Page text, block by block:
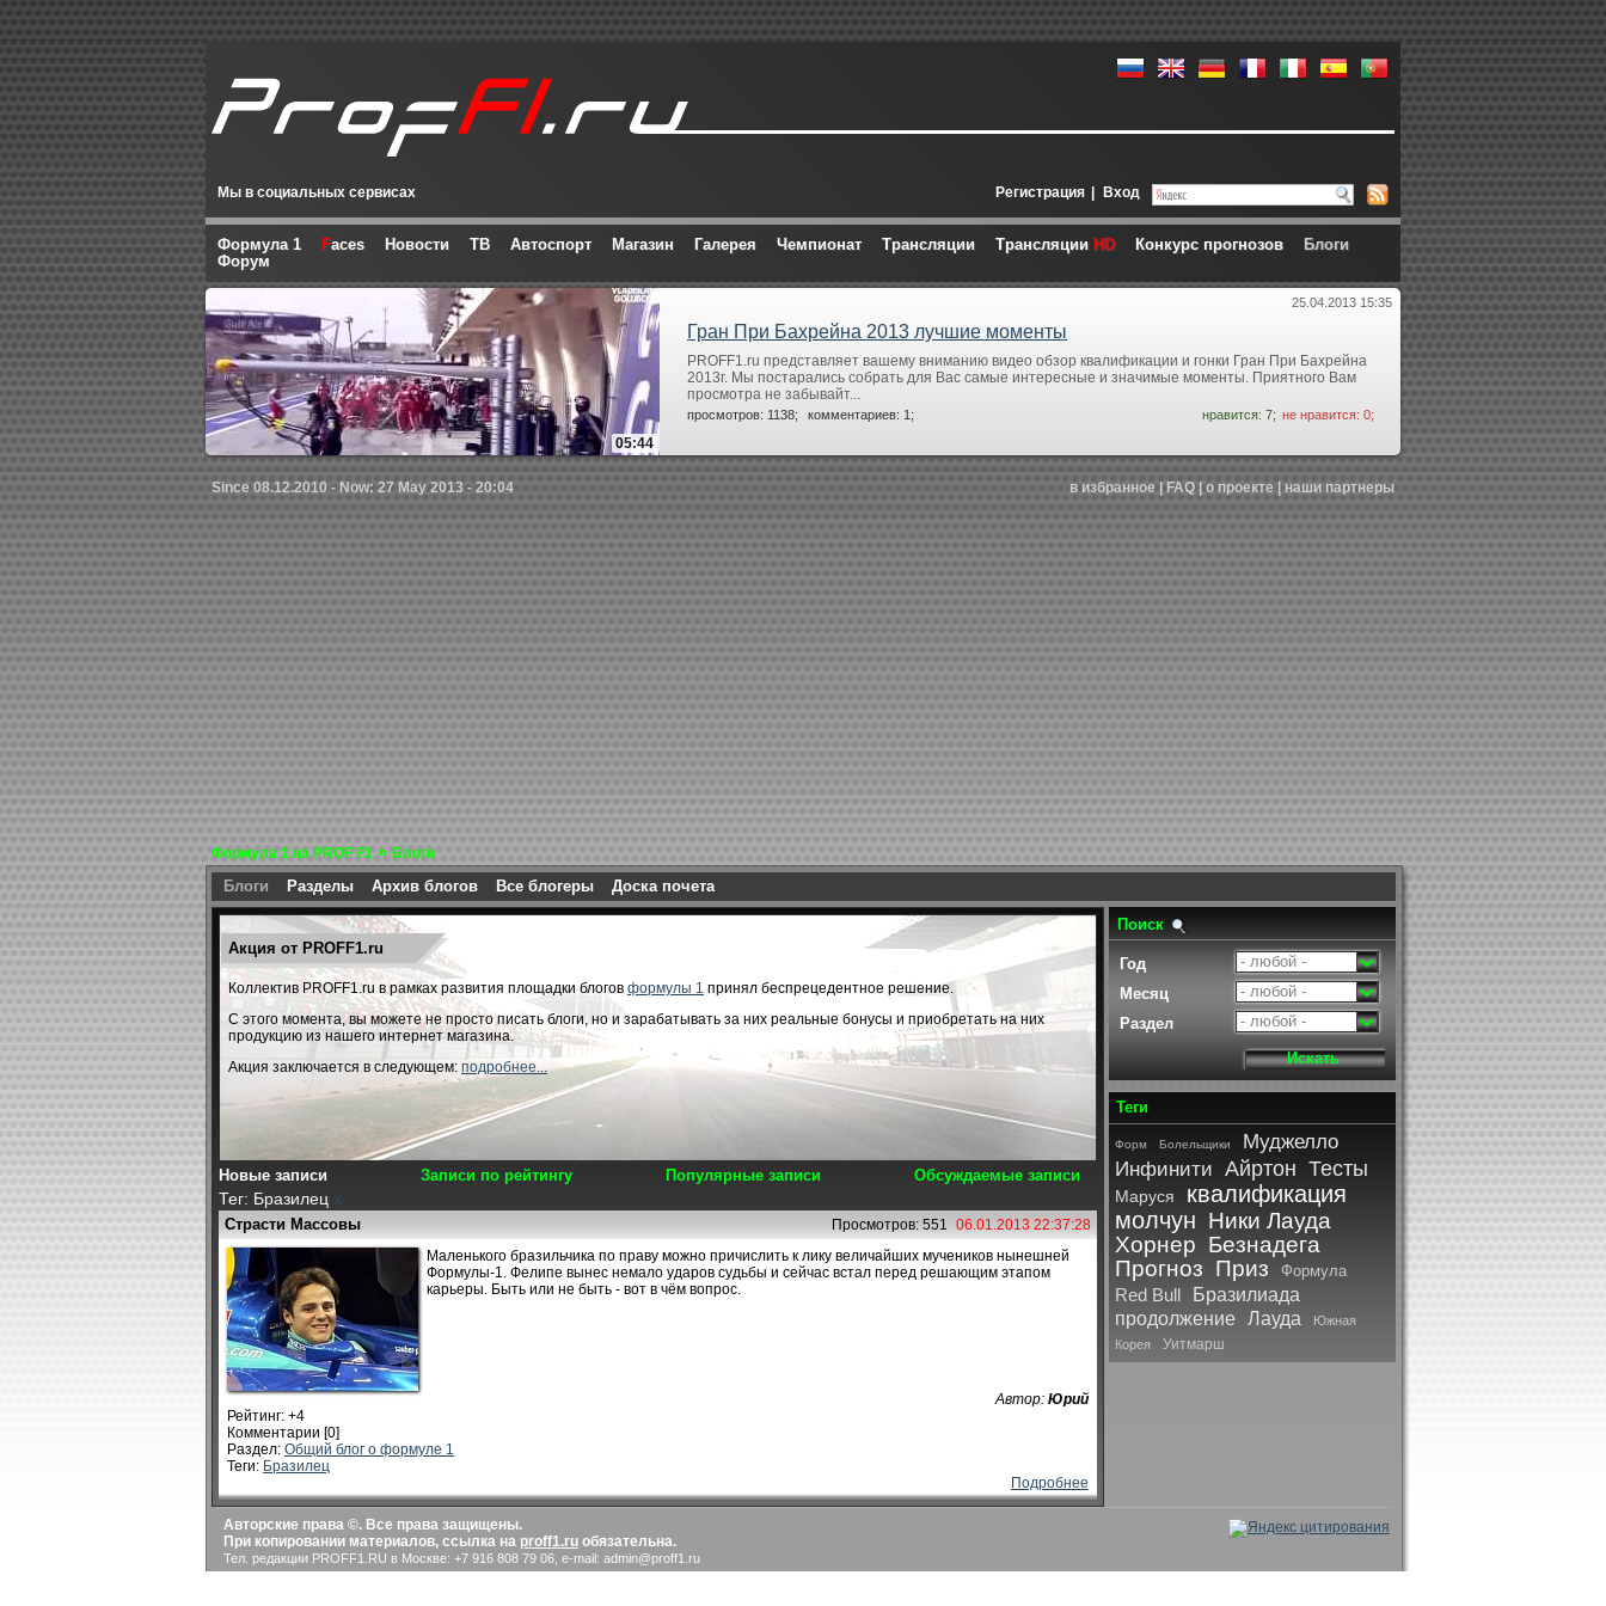
Мы в социальных сервисах Регистрация Вход
Формула 1 Faces Новости ТВ Автоспорт Магазин Галерея Чемпионат Трансляции Трансляции HD Конкурс прогнозов
Блоги
Форум
25.04.2013 15:35
05:44
Гран При Бахрейна 2013 лучшие моменты
PROFF1.ru представляет вашему вниманию видео обзор квалификации и гонки Гран При Бахрейна
2013г. Мы постарались собрать для Вас самые интересные и значимые моменты. Приятного Вам
просмотра не забывайт...
просмотров: 1138; комментариев: 1; не нравится: 0;
нравится: 7;
Since 08.12.2010 - Now: 27 May 2013 - 20:04 в избранное|FAQ |о проекте наши партнеры
Формула 1 на PROF F1»Блоги
Блоги Разделы Архив блогов Все блогеры Доска почета
Акция от PROFF1.ru
Коллектив PROFF1.ru в рамках развития площадки блогов формулы 1 принял беспрецедентное решение.
С этого момента, вы можете не просто писать блоги, но и зарабатывать за них реальные бонусы и приобретать на них
продукцию из нашего интернет магазина.
Акция заключается в следующем: подробнее...
Новые записи Записи по рейтингу Популярные записи Обсуждаемые записи
Тег: Бразилец x
Страсти Массовы 06.01.2013 22:37:28
Просмотров: 551
Маленького бразильчика по праву можно причислить к лику величайших мучеников нынешней
Формулы-1. Фелипе вынес немало ударов судьбы и сейчас встал перед решающим этапом
карьеры. Быть или не быть - вот в чём вопрос.
Автор: Юрий
Рейтинг: +4
Комментарии [0]
Раздел: Общий блог о формуле 1
Теги: Бразилец
Подробнее
Поиск
Год
- любой -
Месяц
- любой -
Раздел
- любой -
Теги
Форм Болельщики
Муджелло
Инфинити Айртон Тесты
Маруся
квалификация
молчун Ники Лауда
Хорнер Безнадега
Прогноз Приз Формула
Red Bull
Бразилиада
продолжение Лауда
Южная
Корея
Уитмарш
Авторские права ©. Все права защищены.
При копировании материалов, ссылка на proff1.ru обязательна.
Тел. редакции PROFF1.RU в Москве: +7 916 808 79 06, e-mail: admin@proff1.ru